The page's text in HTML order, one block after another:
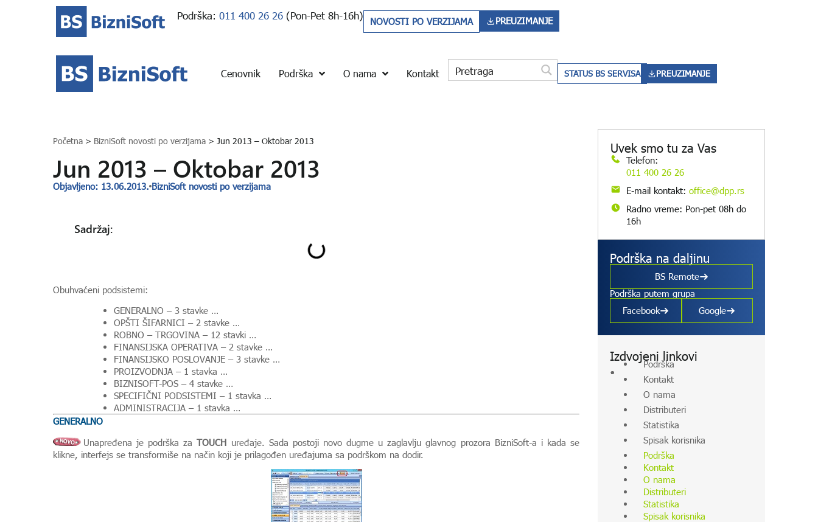
Podrška: 011 400 26 26(Pon-Pet 8h-16h) NOVOSTI PO VERZIJAMA PREUZIMANJE
Cenovnik Podrška O nama Kontakt STATUS BS SERVISA PREUZIMANJE
Početna > BizniSoft novosti po verzijama > Jun 2013 – Oktobar 2013
Jun 2013 – Oktobar 2013
Objavljeno: 13.06.2013. BizniSoft novosti po verzijama
Sadržaj:
Obuhvaćeni podsistemi:
GENERALNO – 3 stavke …
OPŠTI ŠIFARNICI – 2 stavke …
ROBNO – TRGOVINA – 12 stavki …
FINANSIJSKA OPERATIVA – 2 stavke …
FINANSIJSKO POSLOVANJE – 3 stavke …
PROIZVODNJA – 1 stavka …
BIZNISOFT-POS – 4 stavke …
SPECIFIČNI PODSISTEMI – 1 stavka …
ADMINISTRACIJA – 1 stavka …
GENERALNO
Unapređena je podrška zaTOUCH uređaje. Sada postoji novo dugme u zaglavlju glavnog prozora BizniSoft-a i kada se
klikne, interfejs se transformiše na način koji je prilagođen uređajuma sa podrškom na dodir.
Uvek smo tu za Vas
Telefon:
011 400 26 26
E-mail kontakt:office@dpp.rs
Radno vreme: Pon-pet 08h do
16h
Podrška na daljinu
BS Remote
Podrška putem grupa
Facebook
Google
Izdvojeni linkovi
Podrška
Kontakt
O nama
Distributeri
Statistika
Spisak korisnika
Podrška
Kontakt
O nama
Distributeri
Statistika
Spisak korisnika